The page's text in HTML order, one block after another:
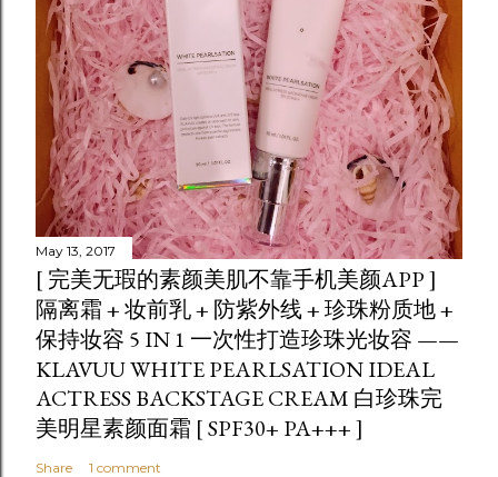
May 13, 2017
[ 完美无瑕的素颜美肌不靠手机美颜APP ]
隔离霜 + 妆前乳 + 防紫外线 + 珍珠粉质地 +
保持妆容 5 IN 1 一次性打造珍珠光妆容 ——
KLAVUU WHITE PEARLSATION IDEAL
ACTRESS BACKSTAGE CREAM 白珍珠完
美明星素颜面霜 [ SPF30+ PA+++ ]
Share 1 comment